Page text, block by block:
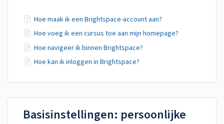
Hoe maak ik een Brightspace-account aan?
Hoe voeg ik een cursus toe aan mijn homepage?
Hoe navigeer ik binnen Brightspace?
Hoe kan ik inloggen in Brightspace?
Basisinstellingen: persoonlijke